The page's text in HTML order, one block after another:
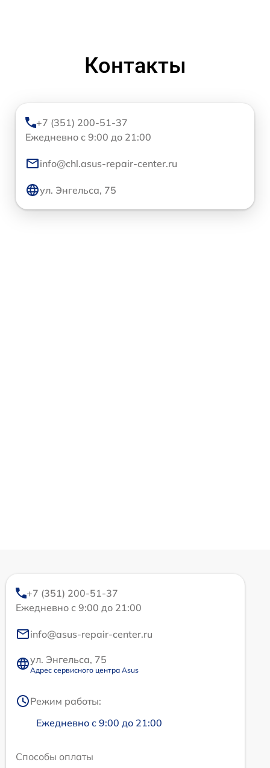
Контакты
+7 (351) 200-51-37
Ежедневно с 9:00 до 21:00
info@chl.asus-repair-center.ru
ул. Энгельса, 75
+7 (351) 200-51-37
Ежедневно с 9:00 до 21:00
info@asus-repair-center.ru
ул. Энгельса, 75
Адрес сервисного центра Asus
Режим работы:
Ежедневно с 9:00 до 21:00
Способы оплаты